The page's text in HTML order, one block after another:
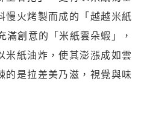
慢火烤製而成的「越越米紙
滿創意的「米紙雲朵蝦」，
米紙油炸，使其澎漲成如雲
的是拉差美乃滋，視覺與味